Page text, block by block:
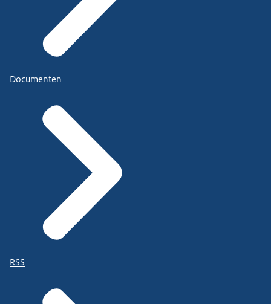
Documenten
RSS